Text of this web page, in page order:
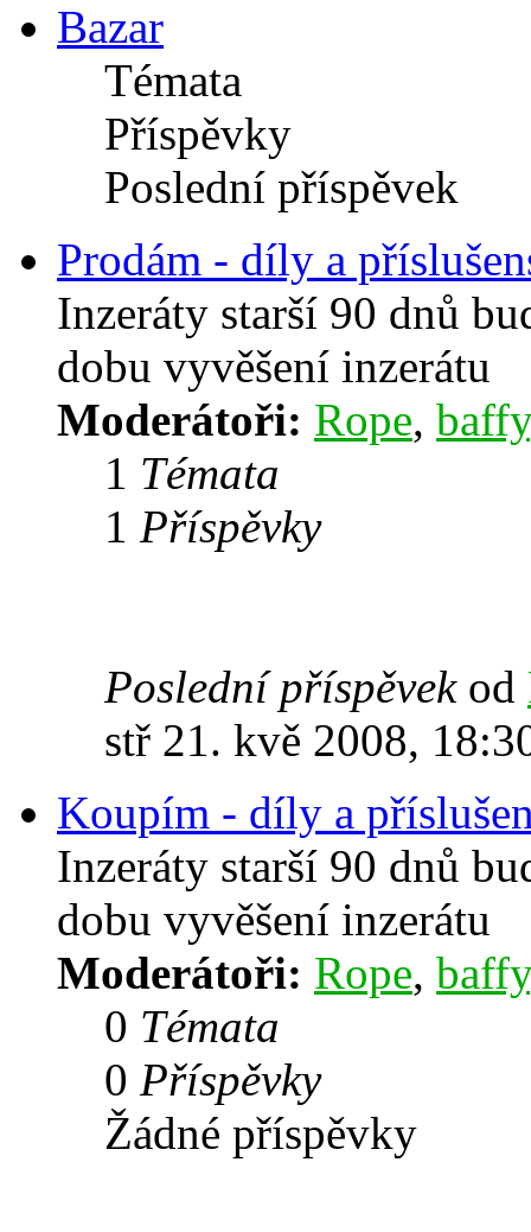
Bazar
Témata
Příspěvky
Poslední příspěvek
Prodám - díly a
Inzeráty starší 90 dnů
dobu vyvěšení inzerátu
Moderátoři: Rope, baffy
1 Témata
1 Příspěvky
Poslední příspěvekod
stř 21. kvě 2008,
Koupím - díly a
Inzeráty starší 90 dnů
dobu vyvěšení inzerátu
Moderátoři: Rope, baffy
0 Témata
0 Příspěvky
Žádné příspěvky